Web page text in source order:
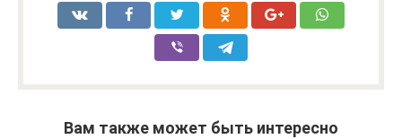
Вам также может быть интересно